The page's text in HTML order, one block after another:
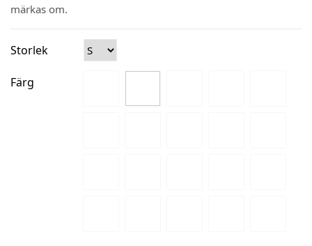
märkas om.
Storlek
Färg